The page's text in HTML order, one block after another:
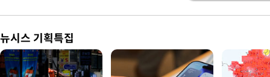
뉴시스 기획특집